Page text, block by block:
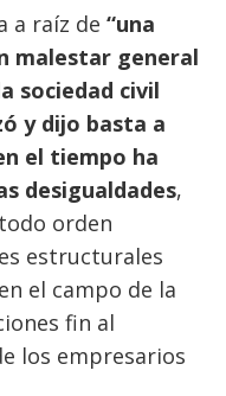
a raíz de“una
malestar general
sociedad civil
y dijo basta a
el tiempo ha
desigualdades,
orden
estructurales
el campo de la
fin al
los empresarios